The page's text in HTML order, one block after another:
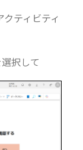
ティビティ
択して